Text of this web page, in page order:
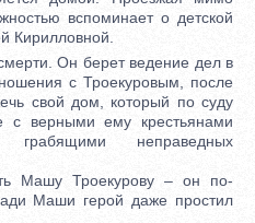
вспоминает о детской
Кирилловной.
Он берет ведение дел в
с Троекуровым, после
свой дом, который по суду
с верными ему крестьянами
грабящими неправедных
Троекурову – он по-
Маши герой даже простил